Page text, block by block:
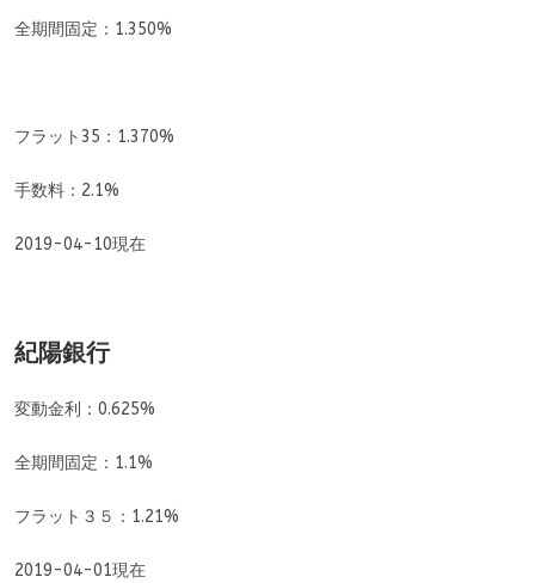
全期間固定：1.350%
フラット35：1.370%
手数料：2.1%
2019-04-10現在
紀陽銀行
変動金利：0.625%
全期間固定：1.1%
フラット３５：1.21%
2019-04-01現在